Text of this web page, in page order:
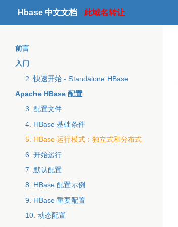
Hbase 中文文档 此域名转让
前言
入门
2. 快速开始 - Standalone HBase
Apache HBase 配置
3. 配置文件
4. HBase 基础条件
5. HBase 运行模式：独立式和分布式
6. 开始运行
7. 默认配置
8. HBase 配置示例
9. HBase 重要配置
10. 动态配置